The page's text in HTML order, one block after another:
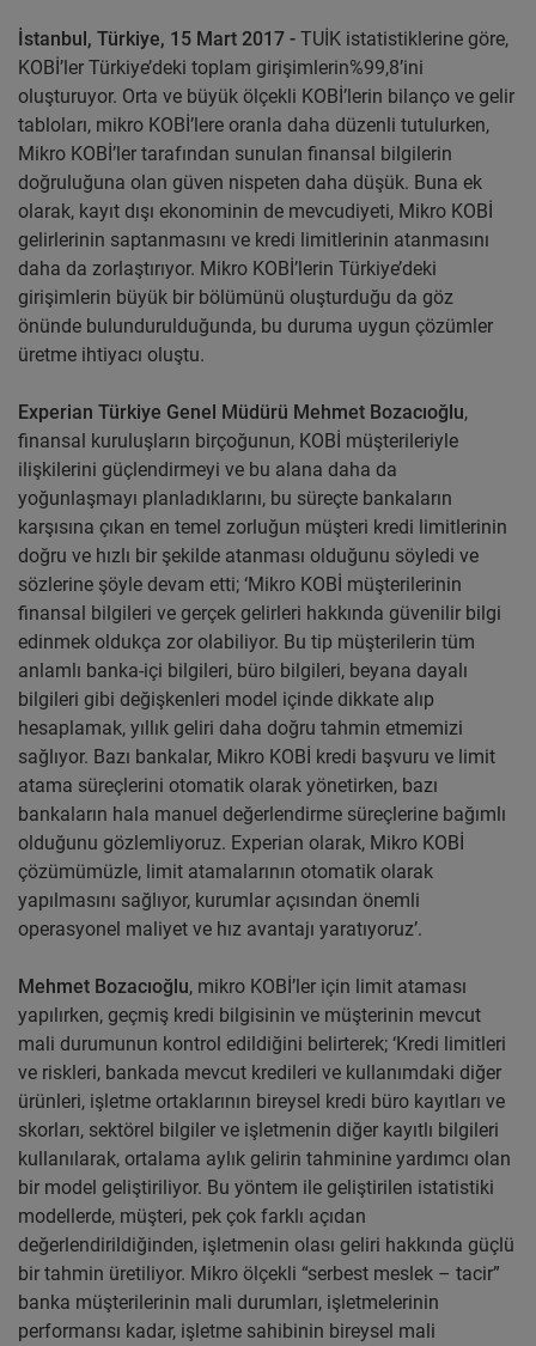
İstanbul, Türkiye, 15 Mart 2017 - TUİK istatistiklerine göre,
KOBİ’ler Türkiye’deki toplam girişimlerin%99,8’ini
oluşturuyor. Orta ve büyük ölçekli KOBİ’lerin bilanço ve gelir
tabloları, mikro KOBİ’lere oranla daha düzenli tutulurken,
Mikro KOBİ’ler tarafından sunulan finansal bilgilerin
doğruluğuna olan güven nispeten daha düşük. Buna ek
olarak, kayıt dışı ekonominin de mevcudiyeti, Mikro KOBİ
gelirlerinin saptanmasını ve kredi limitlerinin atanmasını
daha da zorlaştırıyor. Mikro KOBİ’lerin Türkiye’deki
girişimlerin büyük bir bölümünü oluşturduğu da göz
önünde bulundurulduğunda, bu duruma uygun çözümler
üretme ihtiyacı oluştu.
Experian Türkiye Genel Müdürü Mehmet Bozacıoğlu,
finansal kuruluşların birçoğunun, KOBİ müşterileriyle
ilişkilerini güçlendirmeyi ve bu alana daha da
yoğunlaşmayı planladıklarını, bu süreçte bankaların
karşısına çıkan en temel zorluğun müşteri kredi limitlerinin
doğru ve hızlı bir şekilde atanması olduğunu söyledi ve
sözlerine şöyle devam etti; ‘Mikro KOBİ müşterilerinin
finansal bilgileri ve gerçek gelirleri hakkında güvenilir bilgi
edinmek oldukça zor olabiliyor. Bu tip müşterilerin tüm
anlamlı banka-içi bilgileri, büro bilgileri, beyana dayalı
bilgileri gibi değişkenleri model içinde dikkate alıp
hesaplamak, yıllık geliri daha doğru tahmin etmemizi
sağlıyor. Bazı bankalar, Mikro KOBİ kredi başvuru ve limit
atama süreçlerini otomatik olarak yönetirken, bazı
bankaların hala manuel değerlendirme süreçlerine bağımlı
olduğunu gözlemliyoruz. Experian olarak, Mikro KOBİ
çözümümüzle, limit atamalarının otomatik olarak
yapılmasını sağlıyor, kurumlar açısından önemli
operasyonel maliyet ve hız avantajı yaratıyoruz’.
Mehmet Bozacıoğlu, mikro KOBİ’ler için limit ataması
yapılırken, geçmiş kredi bilgisinin ve müşterinin mevcut
mali durumunun kontrol edildiğini belirterek; ‘Kredi limitleri
ve riskleri, bankada mevcut kredileri ve kullanımdaki diğer
ürünleri, işletme ortaklarının bireysel kredi büro kayıtları ve
skorları, sektörel bilgiler ve işletmenin diğer kayıtlı bilgileri
kullanılarak, ortalama aylık gelirin tahminine yardımcı olan
bir model geliştiriliyor. Bu yöntem ile geliştirilen istatistiki
modellerde, müşteri, pek çok farklı açıdan
değerlendirildiğinden, işletmenin olası geliri hakkında güçlü
bir tahmin üretiliyor. Mikro ölçekli “serbest meslek – tacir”
banka müşterilerinin mali durumları, işletmelerinin
performansı kadar, işletme sahibinin bireysel mali